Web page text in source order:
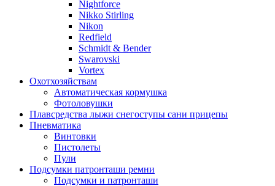
Nightforce
Nikko Stirling
Nikon
Redfield
Schmidt & Bender
Swarovski
Vortex
Охотхозяйствам
Автоматическая кормушка
Фотоловушки
Плавсредства лыжи снегоступы сани прицепы
Пневматика
Винтовки
Пистолеты
Пули
Подсумки патронташи ремни
Подсумки и патронташи